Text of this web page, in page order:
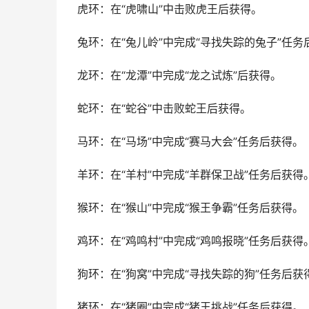
虎环：在“虎啸山”中击败虎王后获得。
兔环：在“兔儿岭”中完成“寻找失踪的兔子”任务
龙环：在“龙潭”中完成“龙之试炼”后获得。
蛇环：在“蛇谷”中击败蛇王后获得。
马环：在“马场”中完成“赛马大会”任务后获得。
羊环：在“羊村”中完成“羊群保卫战”任务后获得。
猴环：在“猴山”中完成“猴王争霸”任务后获得。
鸡环：在“鸡鸣村”中完成“鸡鸣报晓”任务后获得。
狗环：在“狗窝”中完成“寻找失踪的狗”任务后获